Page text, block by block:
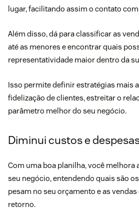
lugar, facilitando assim o contato
Além disso, dá para classificar as
até as menores e encontrar quais
representatividade maior dentro da
Isso permite definir estratégias mais
fidelização de clientes, estreitar o
parâmetro melhor do seu negócio.
Diminui custos e
Com uma boa planilha, você melhora
seu negócio, entendendo quais são
pesam no seu orçamento e as
retorno.